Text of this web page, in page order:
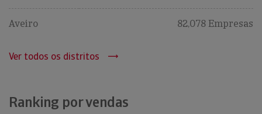
Aveiro 82,078 Empresas
Ver todos os distritos
Ranking por vendas